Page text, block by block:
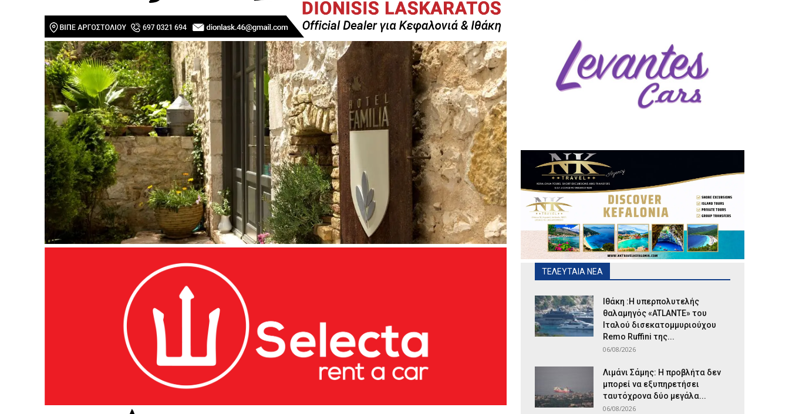
ΤΕΛΕΥΤΑΙΑ ΝΕΑ
Ιθάκη :Η υπερπολυτελής
θαλαμηγός «ATLANTE» του
Ιταλού δισεκατομμυριούχου
Remo Ruffini της...
06/08/2026
Λιμάνι Σάμης: Η προβλήτα δεν
μπορεί να εξυπηρετήσει
ταυτόχρονα δύο μεγάλα...
06/08/2026